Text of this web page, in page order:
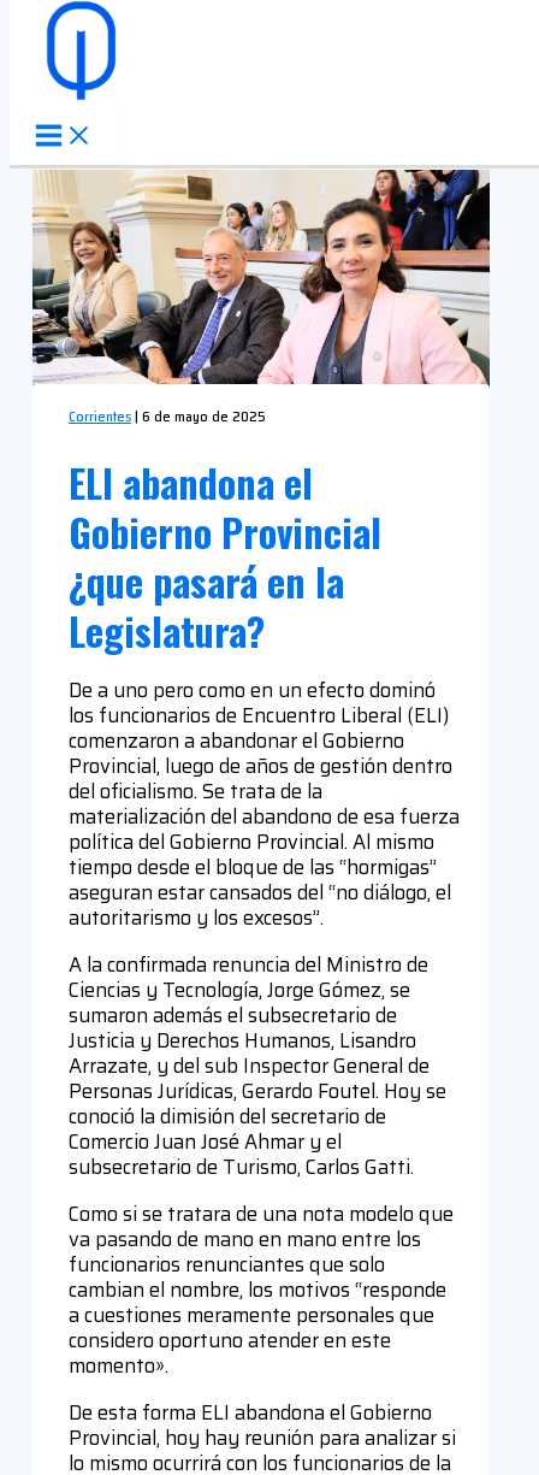
Ir al contenido
Corrientes| 6 de mayo de 2025
ELI abandona el
Gobierno Provincial
¿que pasará en la
Legislatura?
De a uno pero como en un efecto dominó
los funcionarios de Encuentro Liberal (ELI)
comenzaron a abandonar el Gobierno
Provincial, luego de años de gestión dentro
del oficialismo. Se trata de la
materialización del abandono de esa fuerza
política del Gobierno Provincial. Al mismo
tiempo desde el bloque de las “hormigas”
aseguran estar cansados del “no diálogo, el
autoritarismo y los excesos”.
A la confirmada renuncia del Ministro de
Ciencias y Tecnología, Jorge Gómez, se
sumaron además el subsecretario de
Justicia y Derechos Humanos, Lisandro
Arrazate, y del sub Inspector General de
Personas Jurídicas, Gerardo Foutel. Hoy se
conoció la dimisión del secretario de
Comercio Juan José Ahmar y el
subsecretario de Turismo, Carlos Gatti.
Como si se tratara de una nota modelo que
va pasando de mano en mano entre los
funcionarios renunciantes que solo
cambian el nombre, los motivos “responde
a cuestiones meramente personales que
considero oportuno atender en este
momento».
De esta forma ELI abandona el Gobierno
Provincial, hoy hay reunión para analizar si
lo mismo ocurrirá con los funcionarios de la